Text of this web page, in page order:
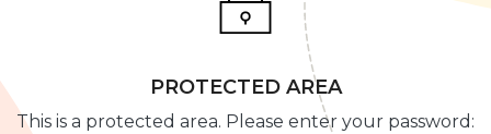
PROTECTED AREA
This is a protected area. Please enter your password: